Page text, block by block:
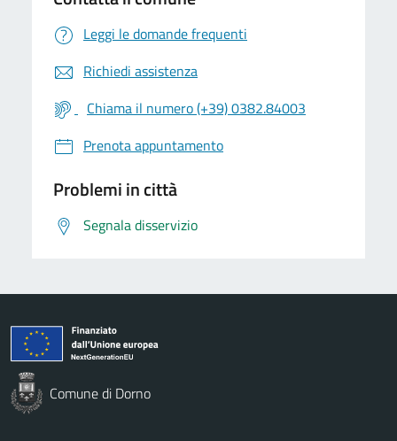
Leggi le domande frequenti
Richiedi assistenza
Chiama il numero (+39) 0382.84003
Prenota appuntamento
Problemi in città
Segnala disservizio
Comune di Dorno